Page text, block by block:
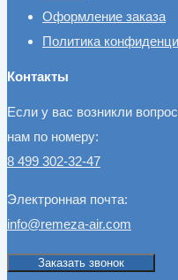
Оформление заказа
Политика
Контакты
Если у вас возникли
нам по номеру:
8 499 302-32-47
Электронная почта:
info@remeza-air.com
Заказать звонок